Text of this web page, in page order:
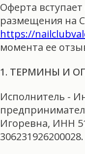
Оферта
размещения на
https://
момента ее
1. ТЕРМИНЫ И
Исполнитель -
Игоревна, ИНН
306231926200028.